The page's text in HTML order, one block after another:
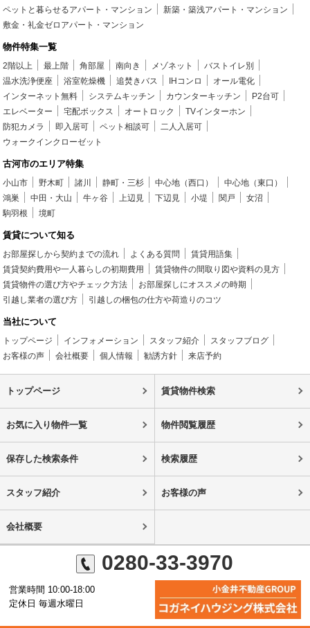
ペットと暮らせるアパート・マンション
新築・築浅アパート・マンション
敷金・礼金ゼロアパート・マンション
物件特集一覧
2階以上 最上階 角部屋 南向き メゾネット
バストイレ別
温水洗浄便座
浴室乾燥機 追焚きバス IHコンロ
オール電化
インターネット無料
システムキッチン カウンターキッチン
P2台可
エレベーター
宅配ボックス オートロック
TVインターホン
防犯カメラ
即入居可 ペット相談可
二人入居可
ウォークインクローゼット
古河市のエリア特集
小山市 野木町 諸川 静町・三杉 中心地（西口）
中心地（東口）
鴻巣
中田・大山 牛ヶ谷 上辺見 下辺見 小堤 関戸
女沼
駒羽根
境町
賃貸について知る
お部屋探しから契約までの流れ よくある質問
賃貸用語集
賃貸契約費用や一人暮らしの初期費用
賃貸物件の間取り図や資料の見方
賃貸物件の選び方やチェック方法
お部屋探しにオススメの時期
引越し業者の選び方
引越しの梱包の仕方や荷造りのコツ
当社について
トップページ インフォメーション スタッフ紹介
スタッフブログ
お客様の声
会社概要 個人情報 勧誘方針 来店予約
トップページ 賃貸物件検索
お気に入り物件一覧 物件閲覧履歴
保存した検索条件 検索履歴
スタッフ紹介 お客様の声
会社概要
0280-33-3970
営業時間 10:00-18:00
定休日 毎週水曜日